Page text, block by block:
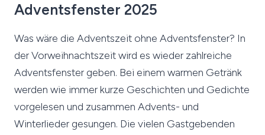
Adventsfenster 2025
Was wäre die Adventszeit ohne Adventsfenster? In
der Vorweihnachtszeit wird es wieder zahlreiche
Adventsfenster geben. Bei einem warmen Getränk
werden wie immer kurze Geschichten und Gedichte
vorgelesen und zusammen Advents- und
Winterlieder gesungen. Die vielen Gastgebenden